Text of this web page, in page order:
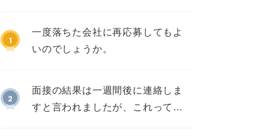
1
一度落ちた会社に再応募してもよ
いのでしょうか。
2
面接の結果は一週間後に連絡しま
すと言われましたが、これって不